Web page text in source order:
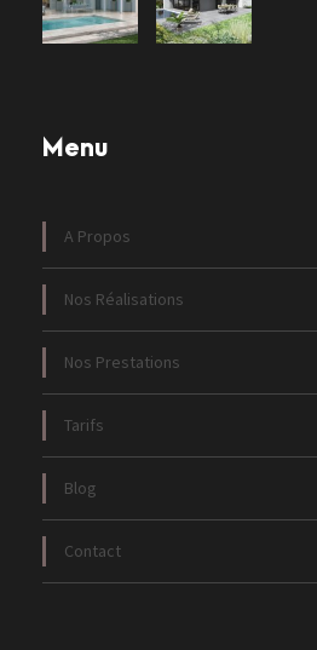
Menu
A Propos
Nos Réalisations
Nos Prestations
Tarifs
Blog
Contact